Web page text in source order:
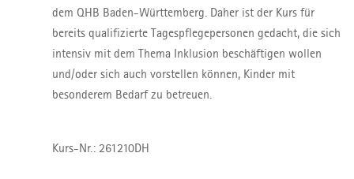
dem QHB Baden-Württemberg. Daher ist der Kurs für
bereits qualifizierte Tagespflegepersonen gedacht, die sich
intensiv mit dem Thema Inklusion beschäftigen wollen
und/oder sich auch vorstellen können, Kinder mit
besonderem Bedarf zu betreuen.
Kurs-Nr.: 261210DH